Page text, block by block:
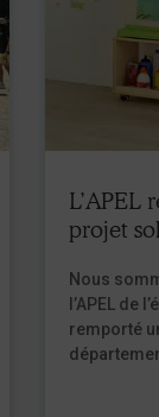
L’APEL
projet
Nous
l’APEL de
remporté